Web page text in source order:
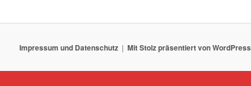
Impressum und Datenschutz Mit Stolz präsentiert von WordPress